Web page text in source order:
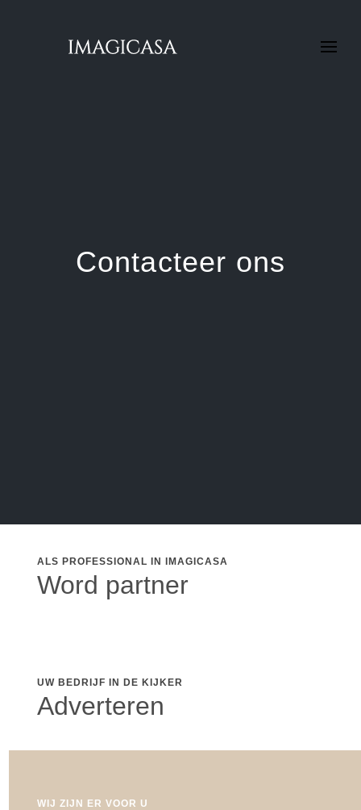
Contacteer ons
ALS PROFESSIONAL IN IMAGICASA
Word partner
UW BEDRIJF IN DE KIJKER
Adverteren
WIJ ZIJN ER VOOR U